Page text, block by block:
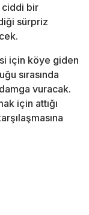
ciddi bir
sürpriz
için köye giden
sırasında
vuracak.
için attığı